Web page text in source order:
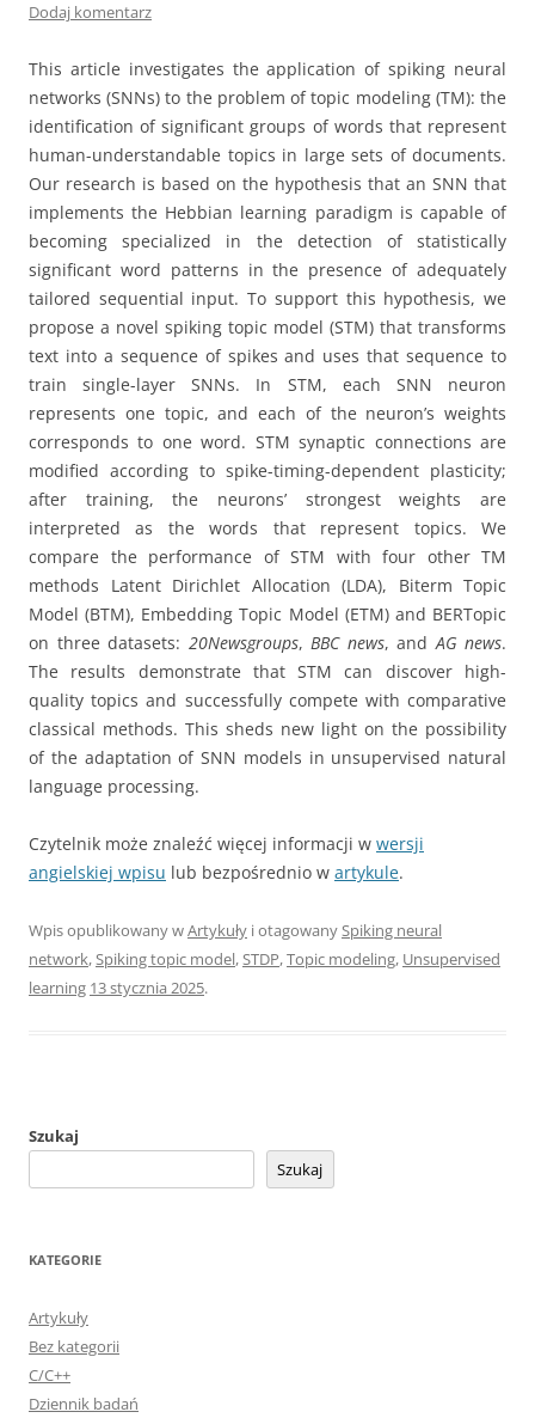
Dodaj komentarz
This article investigates the application of spiking neural
networks (SNNs) to the problem of topic modeling (TM): the
identification of significant groups of words that represent
human-understandable topics in large sets of documents.
Our research is based on the hypothesis that an SNN that
implements the Hebbian learning paradigm is capable of
becoming specialized in the detection of statistically
significant word patterns in the presence of adequately
tailored sequential input. To support this hypothesis, we
propose a novel spiking topic model (STM) that transforms
text into a sequence of spikes and uses that sequence to
train single-layer SNNs. In STM, each SNN neuron
represents one topic, and each of the neuron’s weights
corresponds to one word. STM synaptic connections are
modified according to spike-timing-dependent plasticity;
after training, the neurons’ strongest weights are
interpreted as the words that represent topics. We
compare the performance of STM with four other TM
methods Latent Dirichlet Allocation (LDA), Biterm Topic
Model (BTM), Embedding Topic Model (ETM) and BERTopic
on three datasets: 20Newsgroups, BBC news, andAG news.
The results demonstrate that STM can discover high-
quality topics and successfully compete with comparative
classical methods. This sheds new light on the possibility
of the adaptation of SNN models in unsupervised natural
language processing.
Czytelnik może znaleźć więcej informacji w wersji
angielskiej wpisu lub bezpośrednio w artykule.
Wpis opublikowany wArtykuły i otagowanySpiking neural
network,Spiking topic model,STDP,Topic modeling, Unsupervised
learning 13 stycznia 2025.
Szukaj
Szukaj
KATEGORIE
Artykuły
Bez kategorii
C/C++
Dziennik badań